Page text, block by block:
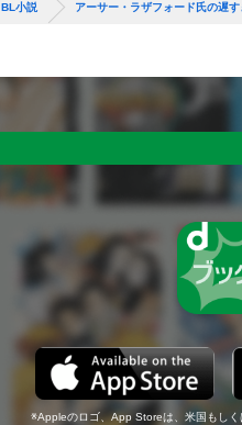
BL小説 アーサー・ラザフォード氏の遅
Appleのロゴ、App Storeは、米国もし